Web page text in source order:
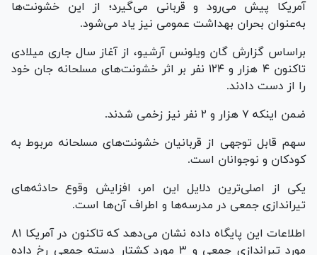
آمریکا پیش می‌رود و قربانی می‌گیرد؛ از این خشونت‌ها
به‌عنوان بحران بهداشت عمومی نیز یاد می‌شود.
براساس گزارش گان ویلونس آرشیو، از آغاز سال جاری میلادی
تاکنون ۴ هزار و ۱۲۴ نفر بر اثر خشونت‌های مسلحانه جان خود
را از دست دادند.
ضمن اینکه ۷ هزار و ۲ نفر نیز زخمی شدند.
سهم قابل توجهی از قربانیان خشونت‌های مسلحانه مربوط به
کودکان و نوجوانان است.
یکی از اصلی‌ترین دلایل این امر، افزایش وقوع حادثه‌های
تیراندازی جمعی در مدرسه‌ها و اطراف آن‌ها است.
اطلاعات این پایگاه داده نشان می‌دهد که تاکنون در آمریکا ۸۱
مورد تیراندازی جمعی و ۳ مورد کشتار دسته جمعی رخ داده